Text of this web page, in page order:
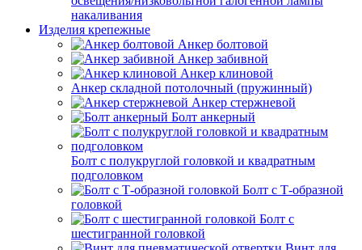
накаливания
Изделия крепежные
Анкер болтовой
Анкер забивной
Анкер клиновой
Анкер складной потолочный (пружинный)
Анкер стержневой
Болт анкерный
Болт с полукруглой головкой и квадратным
подголовком
Болт с Т-образной
головкой
Болт с
шестигранной головкой